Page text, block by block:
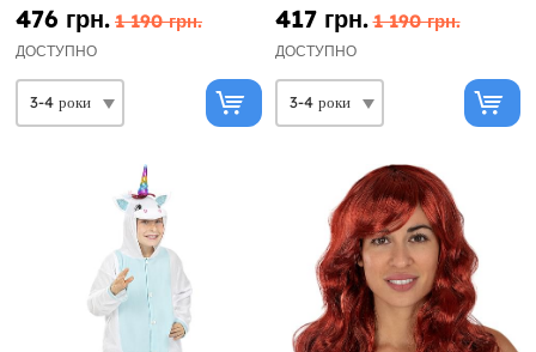
476 грн. 1 190 грн.
ДОСТУПНО
417 грн. 1 190 грн.
ДОСТУПНО